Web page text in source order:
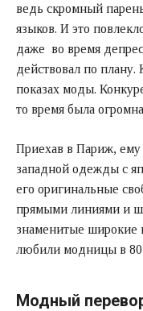
ведь скромный
языков. И это
даже во время
действовал по плану.
показах моды.
то время была
Приехав в Париж,
западной одежды с
его оригинальные
прямыми линиями и
знаменитые широкие
любили модницы в
Модный